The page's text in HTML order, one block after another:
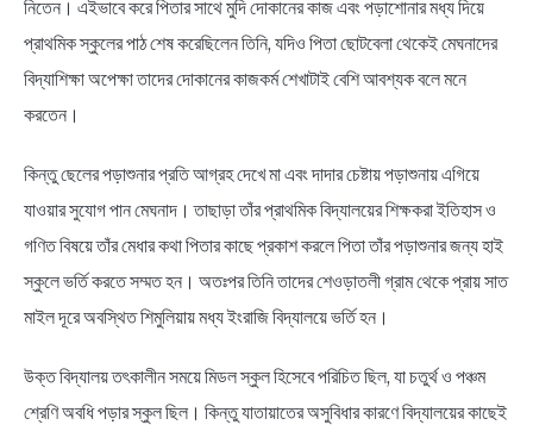
নিতেন। এইভাবে করে পিতার সাথে মুদি দোকানের কাজ এবং পড়াশােনার মধ্য দিয়ে
প্রাথমিক স্কুলের পাঠ শেষ করেছিলেন তিনি, যদিও পিতা ছোটবেলা থেকেই মেঘনাদের
বিদ্যাশিক্ষা অপেক্ষা তাদের দোকানের কাজকর্ম শেখাটাই বেশি আবশ্যক বলে মনে
করতেন।
কিন্তু ছেলের পড়াশুনার প্রতি আগ্রহ দেখে মা এবং দাদার চেষ্টায় পড়াশুনায় এগিয়ে
যাওয়ার সুযোগ পান মেঘনাদ। তাছাড়া তাঁর প্রাথমিক বিদ্যালয়ের শিক্ষকরা ইতিহাস ও
গণিত বিষয়ে তাঁর মেধার কথা পিতার কাছে প্রকাশ করলে পিতা তাঁর পড়াশুনার জন্য হাই
স্কুলে ভর্তি করতে সম্মত হন। অতঃপর তিনি তাদের শেওড়াতলী গ্রাম থেকে প্রায় সাত
মাইল দূরে অবস্থিত শিমুলিয়ায় মধ্য ইংরাজি বিদ্যালয়ে ভর্তি হন।
উক্ত বিদ্যালয় তৎকালীন সময়ে মিডল স্কুল হিসেবে পরিচিত ছিল, যা চতুর্থ ও পঞ্চম
শ্রেণি অবধি পড়ার স্কুল ছিল। কিন্তু যাতায়াতের অসুবিধার কারণে বিদ্যালয়ের কাছেই